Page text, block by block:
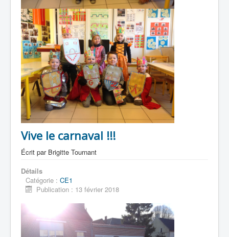
Vive le carnaval !!!
Écrit par Brigitte Tournant
Détails
Catégorie : CE1
Publication : 13 février 2018